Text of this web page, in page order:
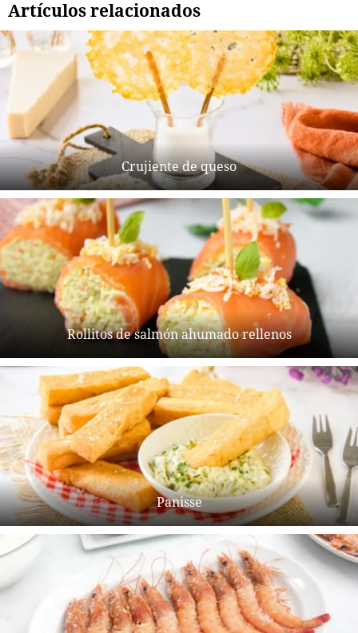
Artículos relacionados
Crujiente de queso
Rollitos de salmón ahumado rellenos
Panisse